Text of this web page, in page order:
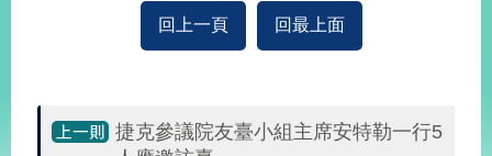
導
於
回上一頁 回最上面
捷克參議院友臺小組主席安特勒一行5